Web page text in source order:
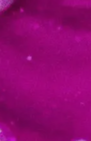
contenus
Contact